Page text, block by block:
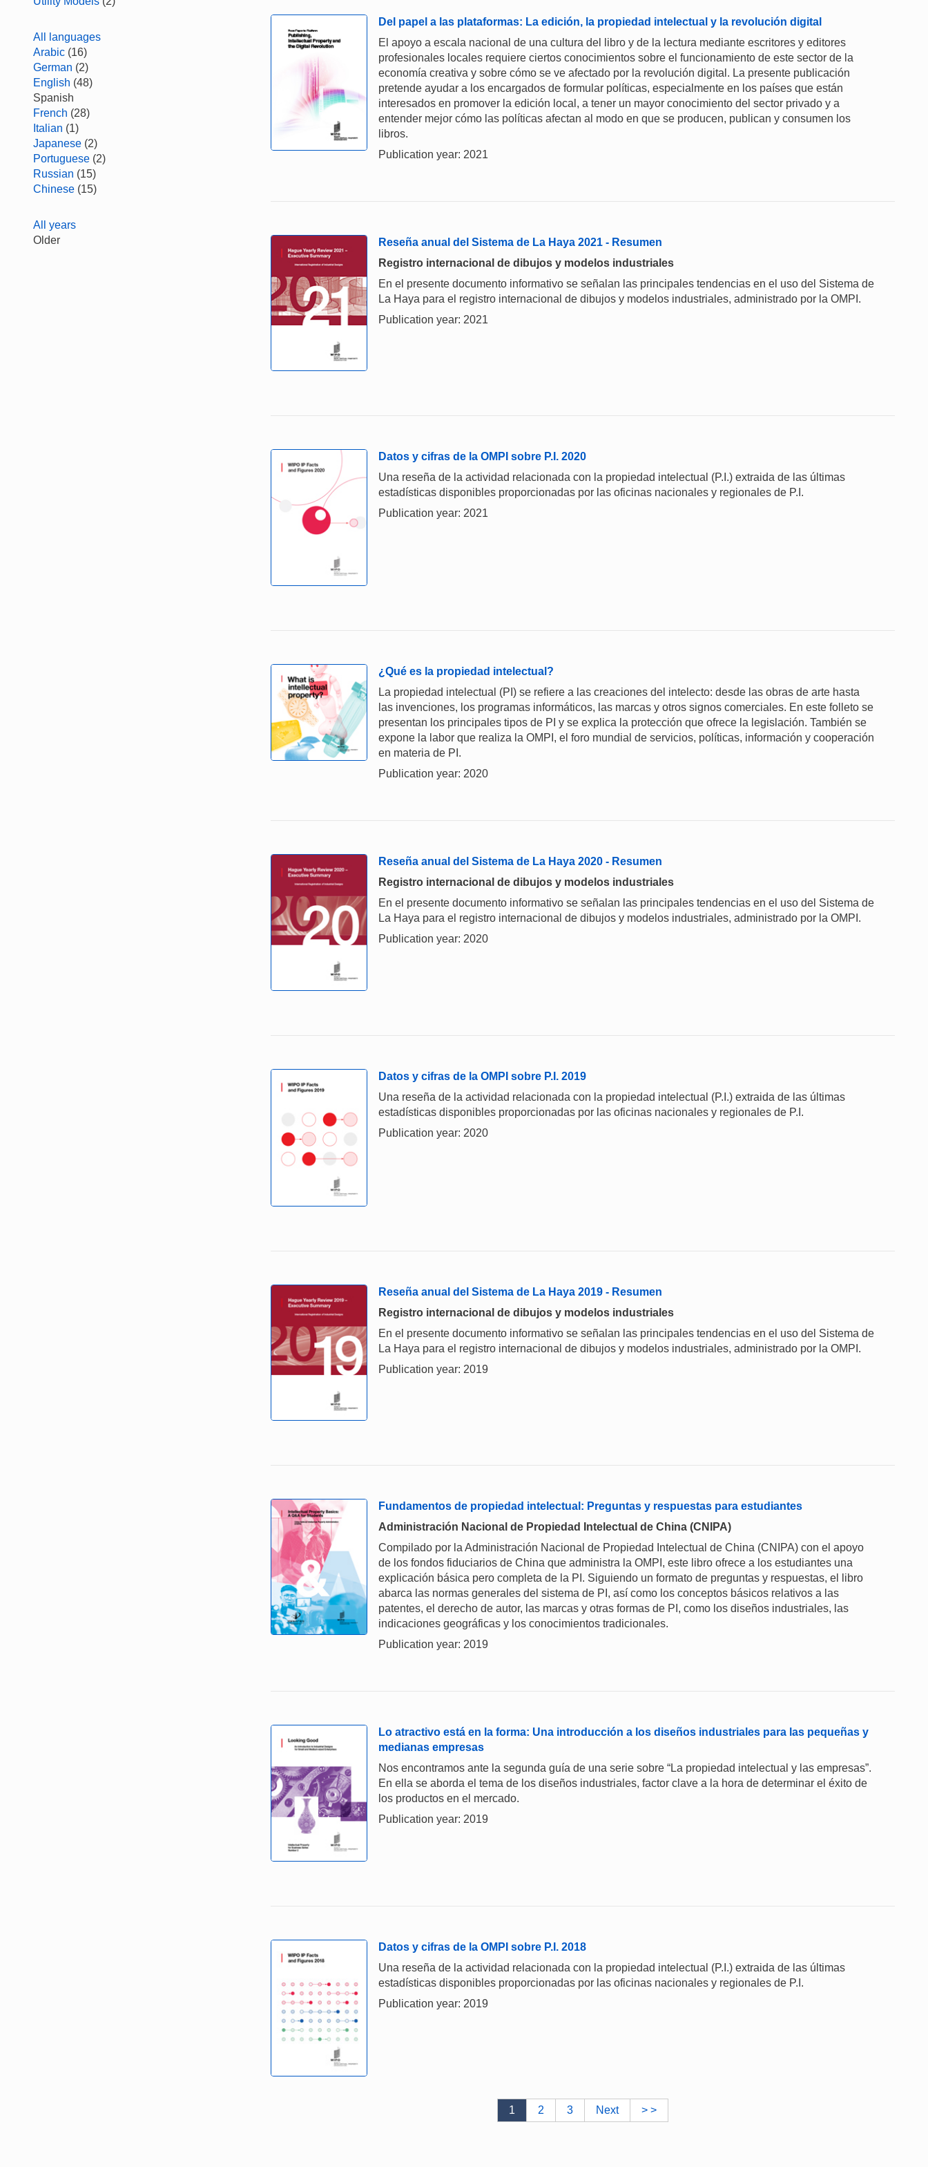
All languages
Arabic (16)
German (2)
English (48)
Spanish
French (28)
Italian (1)
Japanese (2)
Portuguese (2)
Russian (15)
Chinese (15)
All years
Older
Del papel a las plataformas: La edición, la propiedad intelectual y la revolución digital
El apoyo a escala nacional de una cultura del libro y de la lectura mediante escritores y editores
profesionales locales requiere ciertos conocimientos sobre el funcionamiento de este sector de la
economía creativa y sobre cómo se ve afectado por la revolución digital. La presente publicación
pretende ayudar a los encargados de formular políticas, especialmente en los países que están
interesados en promover la edición local, a tener un mayor conocimiento del sector privado y a
entender mejor cómo las políticas afectan al modo en que se producen, publican y consumen los
libros.
Publication year: 2021
Reseña anual del Sistema de La Haya 2021 - Resumen
Registro internacional de dibujos y modelos industriales
En el presente documento informativo se señalan las principales tendencias en el uso del Sistema de
La Haya para el registro internacional de dibujos y modelos industriales, administrado por la OMPI.
Publication year: 2021
Datos y cifras de la OMPI sobre P.I. 2020
Una reseña de la actividad relacionada con la propiedad intelectual (P.I.) extraida de las últimas
estadísticas disponibles proporcionadas por las oficinas nacionales y regionales de P.I.
Publication year: 2021
¿Qué es la propiedad intelectual?
La propiedad intelectual (PI) se refiere a las creaciones del intelecto: desde las obras de arte hasta
las invenciones, los programas informáticos, las marcas y otros signos comerciales. En este folleto se
presentan los principales tipos de PI y se explica la protección que ofrece la legislación. También se
expone la labor que realiza la OMPI, el foro mundial de servicios, políticas, información y cooperación
en materia de PI.
Publication year: 2020
Reseña anual del Sistema de La Haya 2020 - Resumen
Registro internacional de dibujos y modelos industriales
En el presente documento informativo se señalan las principales tendencias en el uso del Sistema de
La Haya para el registro internacional de dibujos y modelos industriales, administrado por la OMPI.
Publication year: 2020
Datos y cifras de la OMPI sobre P.I. 2019
Una reseña de la actividad relacionada con la propiedad intelectual (P.I.) extraida de las últimas
estadísticas disponibles proporcionadas por las oficinas nacionales y regionales de P.I.
Publication year: 2020
Reseña anual del Sistema de La Haya 2019 - Resumen
Registro internacional de dibujos y modelos industriales
En el presente documento informativo se señalan las principales tendencias en el uso del Sistema de
La Haya para el registro internacional de dibujos y modelos industriales, administrado por la OMPI.
Publication year: 2019
Fundamentos de propiedad intelectual: Preguntas y respuestas para estudiantes
Administración Nacional de Propiedad Intelectual de China (CNIPA)
Compilado por la Administración Nacional de Propiedad Intelectual de China (CNIPA) con el apoyo
de los fondos fiduciarios de China que administra la OMPI, este libro ofrece a los estudiantes una
explicación básica pero completa de la PI. Siguiendo un formato de preguntas y respuestas, el libro
abarca las normas generales del sistema de PI, así como los conceptos básicos relativos a las
patentes, el derecho de autor, las marcas y otras formas de PI, como los diseños industriales, las
indicaciones geográficas y los conocimientos tradicionales.
Publication year: 2019
Lo atractivo está en la forma: Una introducción a los diseños industriales para las pequeñas y
medianas empresas
Nos encontramos ante la segunda guía de una serie sobre “La propiedad intelectual y las empresas”.
En ella se aborda el tema de los diseños industriales, factor clave a la hora de determinar el éxito de
los productos en el mercado.
Publication year: 2019
Datos y cifras de la OMPI sobre P.I. 2018
Una reseña de la actividad relacionada con la propiedad intelectual (P.I.) extraida de las últimas
estadísticas disponibles proporcionadas por las oficinas nacionales y regionales de P.I.
Publication year: 2019
1 2 3 Next > >